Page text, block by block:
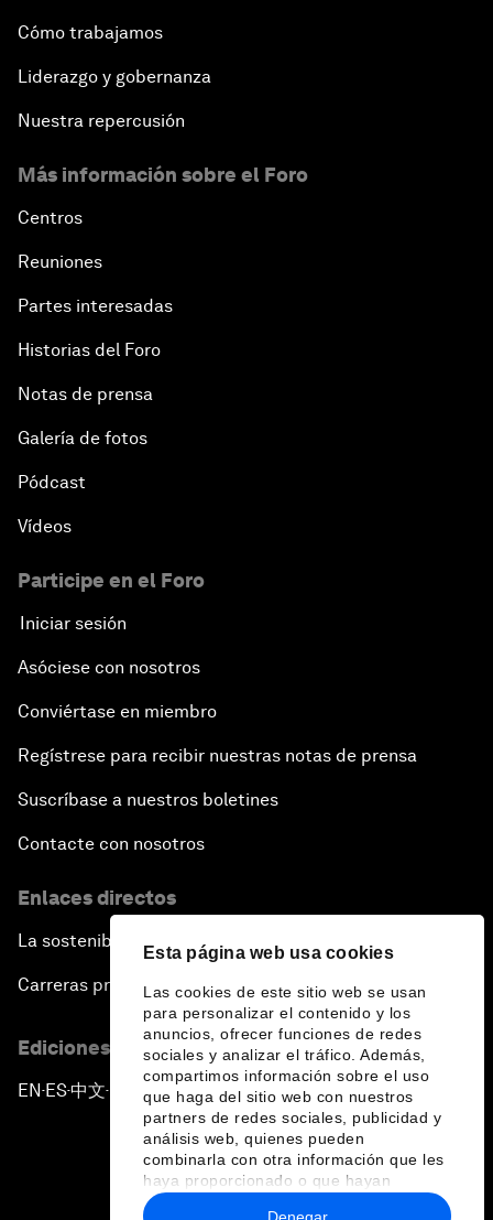
Esta página web usa cookies
Las cookies de este sitio web se usan
para personalizar el contenido y los
anuncios, ofrecer funciones de redes
sociales y analizar el tráfico. Además,
compartimos información sobre el uso
que haga del sitio web con nuestros
partners de redes sociales, publicidad y
análisis web, quienes pueden
combinarla con otra información que les
haya proporcionado o que hayan
recopilado a partir del uso que haya
Denegar
Cómo trabajamos
Liderazgo y gobernanza
Nuestra repercusión
Más información sobre el Foro
Centros
Reuniones
Partes interesadas
Historias del Foro
Notas de prensa
Galería de fotos
Pódcast
Vídeos
Participe en el Foro
Iniciar sesión
Asóciese con nosotros
Conviértase en miembro
Regístrese para recibir nuestras notas de prensa
Suscríbase a nuestros boletines
Contacte con nosotros
Enlaces directos
La sostenibilidad en el Foro
Carreras profesionales
Ediciones en otros idiomas
EN ▪ES▪中文▪ 日本語